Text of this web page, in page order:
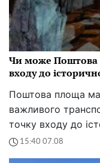
Чи може Поштова
входу до
Поштова площа
важливого
точку входу до
15:40 07.08